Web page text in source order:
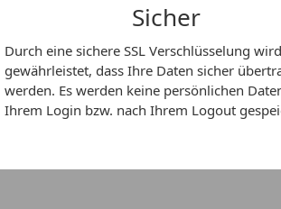
Sicher
Durch eine sichere SSL Verschlüsselung wird
gewährleistet, dass Ihre Daten sicher
werden. Es werden keine persönlichen
Ihrem Login bzw. nach Ihrem Logout